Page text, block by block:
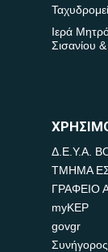
Ιερά
Σισανίου
Δ.Ε.Υ.Α.
ΤΜΗΜΑ
ΓΡΑΦΕΙΟ
myKEP
govgr